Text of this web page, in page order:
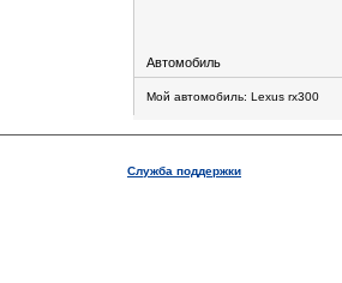
Автомобиль
Мой автомобиль: Lexus rx300
Служба поддержки